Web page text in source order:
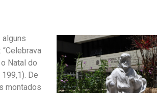
Natal do
De
montados